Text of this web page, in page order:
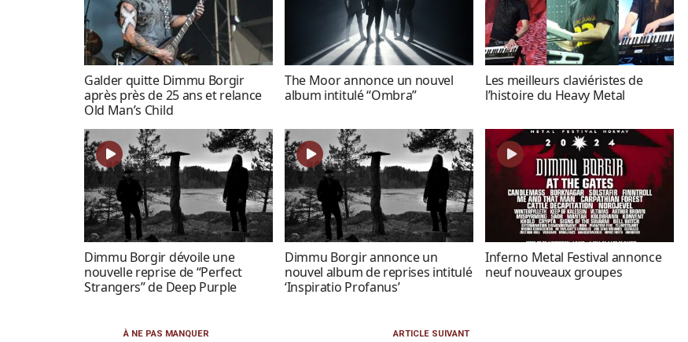
Galder quitte Dimmu Borgir
après près de 25 ans et relance
Old Man’s Child
The Moor annonce un nouvel
album intitulé “Ombra”
Les meilleurs claviéristes de
l’histoire du Heavy Metal
Dimmu Borgir dévoile une
nouvelle reprise de “Perfect
Strangers” de Deep Purple
Dimmu Borgir annonce un
nouvel album de reprises intitulé
‘Inspiratio Profanus’
Inferno Metal Festival annonce
neuf nouveaux groupes
ARTICLE SUIVANT
À NE PAS MANQUER